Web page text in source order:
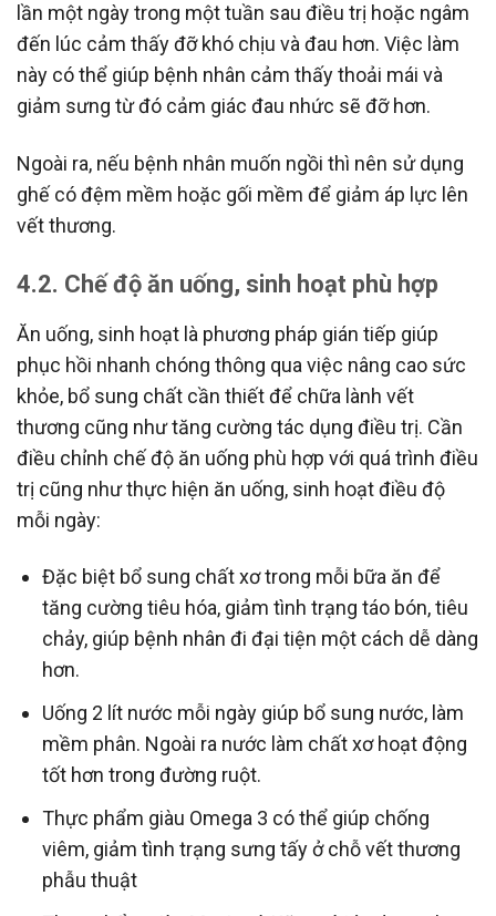
lần một ngày trong một tuần sau điều trị hoặc ngâm
đến lúc cảm thấy đỡ khó chịu và đau hơn. Việc làm
này có thể giúp bệnh nhân cảm thấy thoải mái và
giảm sưng từ đó cảm giác đau nhức sẽ đỡ hơn.
Ngoài ra, nếu bệnh nhân muốn ngồi thì nên sử dụng
ghế có đệm mềm hoặc gối mềm để giảm áp lực lên
vết thương.
4.2. Chế độ ăn uống, sinh hoạt phù hợp
Ăn uống, sinh hoạt là phương pháp gián tiếp giúp
phục hồi nhanh chóng thông qua việc nâng cao sức
khỏe, bổ sung chất cần thiết để chữa lành vết
thương cũng như tăng cường tác dụng điều trị. Cần
điều chỉnh chế độ ăn uống phù hợp với quá trình điều
trị cũng như thực hiện ăn uống, sinh hoạt điều độ
mỗi ngày:
Đặc biệt bổ sung chất xơ trong mỗi bữa ăn để
tăng cường tiêu hóa, giảm tình trạng táo bón, tiêu
chảy, giúp bệnh nhân đi đại tiện một cách dễ dàng
hơn.
Uống 2 lít nước mỗi ngày giúp bổ sung nước, làm
mềm phân. Ngoài ra nước làm chất xơ hoạt động
tốt hơn trong đường ruột.
Thực phẩm giàu Omega 3 có thể giúp chống
viêm, giảm tình trạng sưng tấy ở chỗ vết thương
phẫu thuật